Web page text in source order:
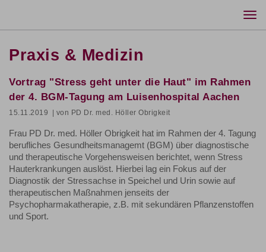
Praxis & Medizin
Vortrag "Stress geht unter die Haut" im Rahmen
der 4. BGM-Tagung am Luisenhospital Aachen
15.11.2019 | von PD Dr. med. Höller Obrigkeit
Frau PD Dr. med. Höller Obrigkeit hat im Rahmen der 4. Tagung
berufliches Gesundheitsmanagemt (BGM) über diagnostische
und therapeutische Vorgehensweisen berichtet, wenn Stress
Hauterkrankungen auslöst. Hierbei lag ein Fokus auf der
Diagnostik der Stressachse in Speichel und Urin sowie auf
therapeutischen Maßnahmen jenseits der
Psychopharmakatherapie, z.B. mit sekundären Pflanzenstoffen
und Sport.